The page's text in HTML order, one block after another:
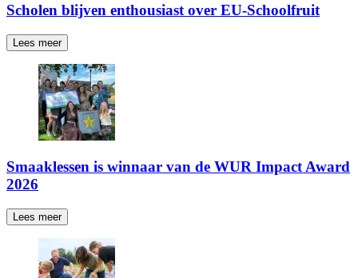
Scholen blijven enthousiast over EU-Schoolfruit
Lees meer
Smaaklessen is winnaar van de WUR Impact Award
2026
Lees meer